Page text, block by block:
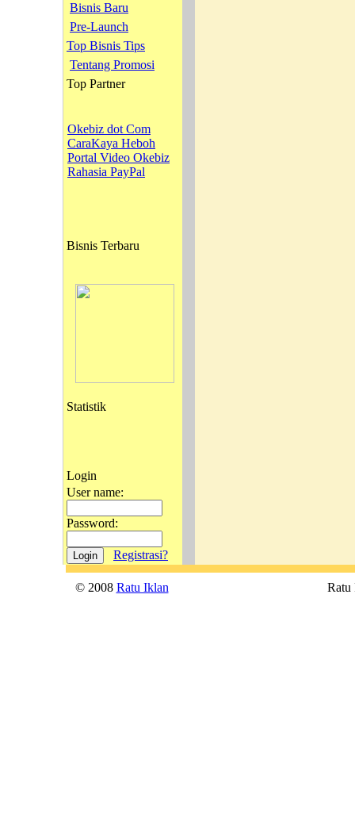
Bisnis Baru
Pre-Launch
Top Bisnis Tips
Tentang Promosi
Top Partner
Okebiz dot Com
CaraKaya Heboh
Portal Video Okebiz
Rahasia PayPal
Bisnis Terbaru
Statistik
Login
User name:
Password:
Registrasi?
© 2008 Ratu Iklan Ratu